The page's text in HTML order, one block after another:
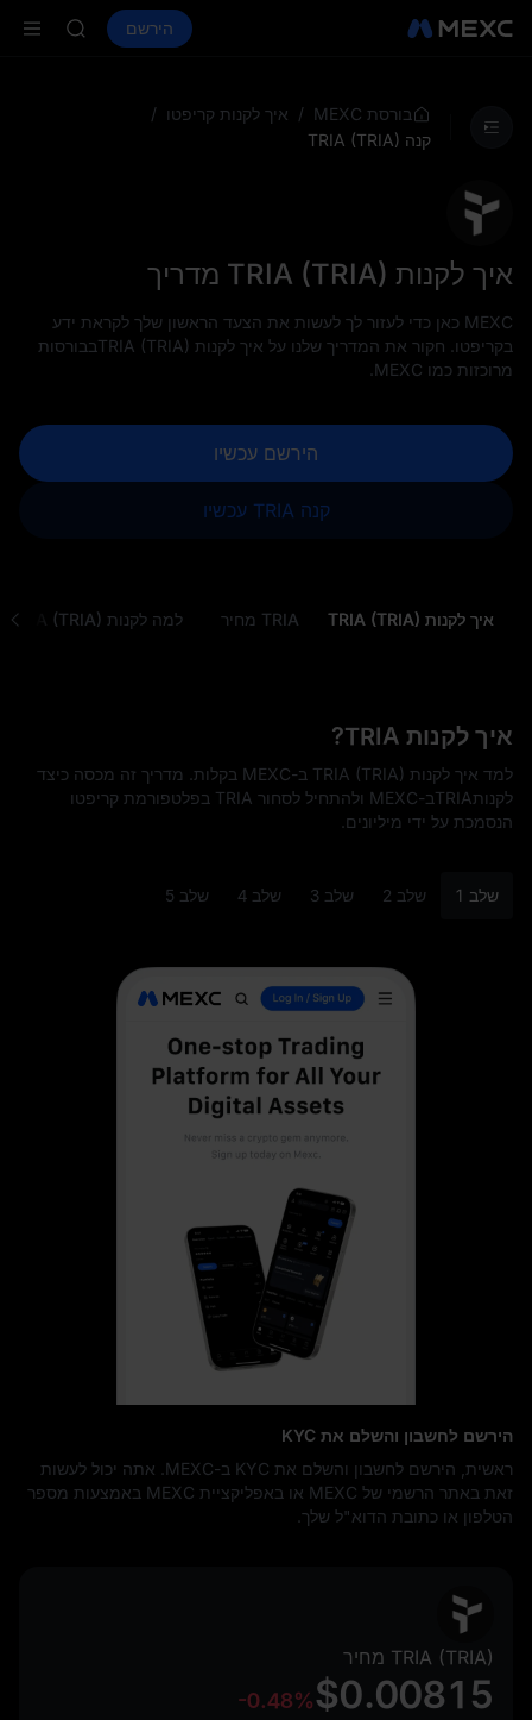
ספוט חוזים עתידיים SPCX הירשם
ACE
בורסת MEXC / איך לקנות קריפטו /
קנה TRIA (TRIA)
איך לקנות TRIA (TRIA) מדריך
MEXC כאן כדי לעזור לך לעשות את הצעד הראשון שלך לקראת ידע
בקריפטו. חקור את המדריך שלנו על איך לקנות TRIA (TRIA)בבורסות
מרוכזות כמו MEXC.
הירשם עכשיו
קנה TRIA עכשיו
איך לקנות TRIA (TRIA) TRIA מחיר למה לקנות TRIA (TRIA)
איך לקנות TRIA?
למד איך לקנות TRIA (TRIA) ב-MEXC בקלות. מדריך זה מכסה כיצד
לקנותTRIAב-MEXC ולהתחיל לסחור TRIA בפלטפורמת קריפטו
הנסמכת על ידי מיליונים.
שלב 1 שלב 2 שלב 3 שלב 4 שלב 5
הירשם לחשבון והשלם את KYC
ראשית, הירשם לחשבון והשלם את KYC ב-MEXC. אתה יכול לעשות
זאת באתר הרשמי של MEXC או באפליקציית MEXC באמצעות מספר
הטלפון או כתובת הדוא"ל שלך.
TRIA (TRIA) מחיר
$0.00815
-0.48%